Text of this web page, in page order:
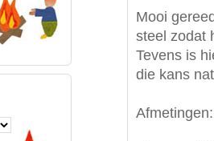
Mooi
steel zodat
Tevens is
die kans